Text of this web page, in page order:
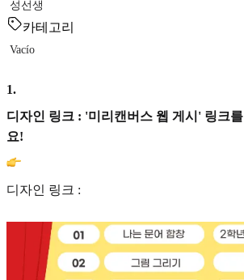
성선생
카테고리
Vacío
1.
디자인 링크 : '미리캔버스 웹 게시' 링크
요!
디자인 링크 :